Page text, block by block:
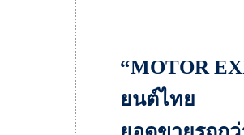
“MOTOR
ยนต์ไทย